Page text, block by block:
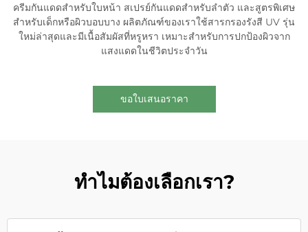
ครีมกันแดดสำหรับใบหน้า สเปรย์กันแดดสำหรับลำตัว และสูตรพิเศษ
สำหรับเด็กหรือผิวบอบบาง ผลิตภัณฑ์ของเราใช้สารกรองรังสี UV รุ่น
ใหม่ล่าสุดและมีเนื้อสัมผัสที่หรูหรา เหมาะสำหรับการปกป้องผิวจาก
แสงแดดในชีวิตประจำวัน
ขอใบเสนอราคา
ทำไมต้องเลือกเรา?